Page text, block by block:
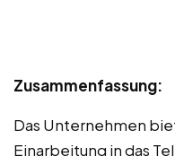
Zusammenfassung:
Das Unternehmen
Einarbeitung in das